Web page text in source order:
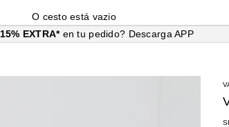
O cesto está vazio
15% EXTRA* en tu pedido? Descarga APP